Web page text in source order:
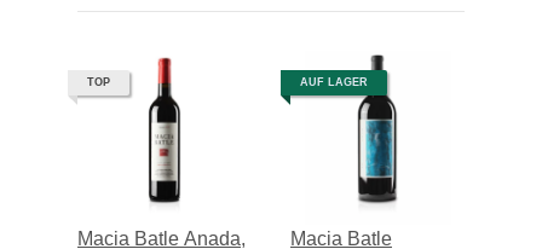
TOP
Macia Batle Anada,
AUF LAGER
Macia Batle